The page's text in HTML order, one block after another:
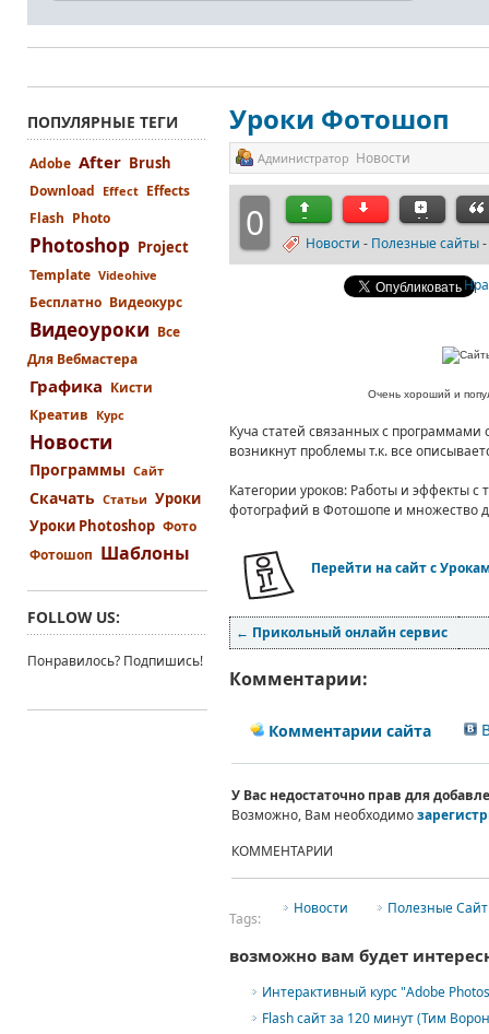
Уроки Фотошоп
Администратор Новости
0 Новости - Полезные сайты-
Очень хороший и
Куча статей связанных с
возникнут проблемы т.к. все
Категории уроков: Работы и эффекты с
фотографий в Фотошопе и множество
Перейти на сайт с
← Прикольный онлайн сервис
Комментарии:
Комментарии сайта
У Вас недостаточно прав для
Возможно, Вам необходимо
КОММЕНТАРИИ
Tags:
Новости Полезные
возможно вам будет
Интерактивный курс "Adobe
Flash сайт за 120 минут (Тим
ПОПУЛЯРНЫЕ ТЕГИ
Adobe After Brush
Download Effect Effects
Flash Photo
Photoshop Project
Template Videohive
Бесплатно Видеокурс
Видеоуроки Все
Для Вебмастера
Графика Кисти
Креатив Курс
Новости
Программы Сайт
Скачать Статьи Уроки
Уроки Photoshop Фото
Фотошоп Шаблоны
FOLLOW US:
Понравилось? Подпишись!